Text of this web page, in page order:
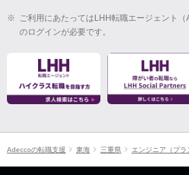
※ ご利用にあたってはLHH転職エージェント
のログインが必要です。
Adeccoの転職支援 東海 三重県 エンジニア（プ